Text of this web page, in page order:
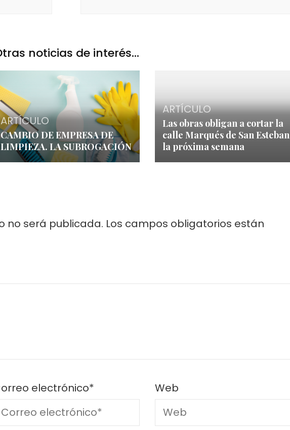
noticias de interés...
ARTÍCULO
CAMBIO DE EMPRESA DE
LIMPIEZA. LA SUBROGACIÓN
ARTÍCULO
Las obras obligan a cortar la
calle Marqués de San Esteban
la próxima semana
no será publicada. Los campos obligatorios están
electrónico* Web